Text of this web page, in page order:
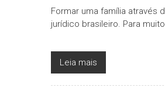
Formar uma família
jurídico brasileiro. Para
Leia mais